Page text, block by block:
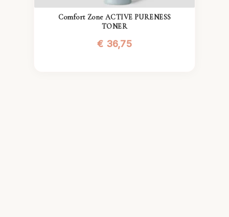
Comfort Zone ACTIVE PURENESS
TONER
€ 36,75